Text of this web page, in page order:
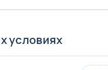
условиях